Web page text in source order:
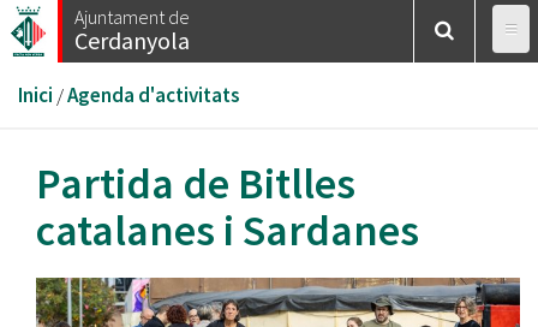
Vés
al
Ajuntament de
Cerdanyola
Esteu
aquí
Inici /Agenda d'activitats
Partida de Bitlles
catalanes i Sardanes